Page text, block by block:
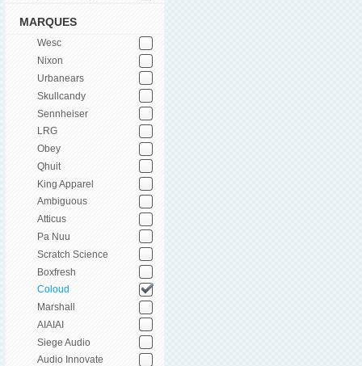
MARQUES
Wesc
Nixon
Urbanears
Skullcandy
Sennheiser
LRG
Obey
Qhuit
King Apparel
Ambiguous
Atticus
Pa Nuu
Scratch Science
Boxfresh
Coloud
Marshall
AIAIAI
Siege Audio
Audio Innovate